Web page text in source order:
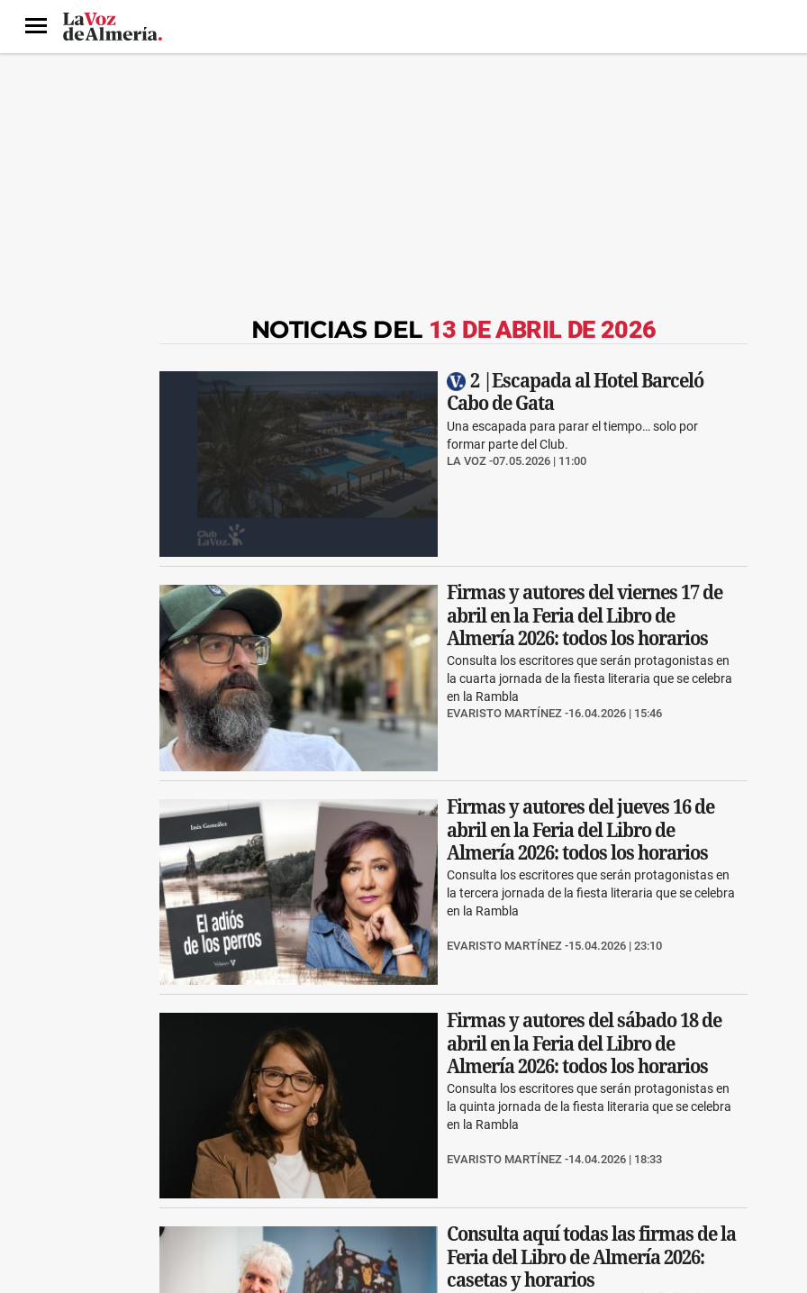
Menú
NOTICIAS DEL 13 DE ABRIL DE 2026
2 |Escapada al Hotel Barceló
Cabo de Gata
LA VOZ 07.05.2026 | 11:00
Una escapada para parar el tiempo… solo por
formar parte del Club.
Firmas y autores del viernes 17 de
abril en la Feria del Libro de
Almería 2026: todos los horarios
EVARISTO MARTÍNEZ 16.04.2026 | 15:46
Consulta los escritores que serán protagonistas en
la cuarta jornada de la fiesta literaria que se celebra
en la Rambla
Firmas y autores del jueves 16 de
abril en la Feria del Libro de
Almería 2026: todos los horarios
EVARISTO MARTÍNEZ 15.04.2026 | 23:10
Consulta los escritores que serán protagonistas en
la tercera jornada de la fiesta literaria que se celebra
en la Rambla
Firmas y autores del sábado 18 de
abril en la Feria del Libro de
Almería 2026: todos los horarios
EVARISTO MARTÍNEZ 14.04.2026 | 18:33
Consulta los escritores que serán protagonistas en
la quinta jornada de la fiesta literaria que se celebra
en la Rambla
Consulta aquí todas las firmas de la
Feria del Libro de Almería 2026:
casetas y horarios